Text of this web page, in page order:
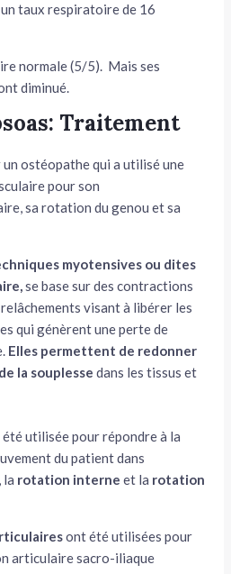
taux respiratoire de 16
normale (5/5). Mais ses
diminué.
Traitement
ostéopathe qui a utilisé une
pour son
sa rotation du genou et sa
myotensives ou dites
se base sur des contractions
visant à libérer les
qui génèrent une perte de
Elles permettent de redonner
la souplesse dans les tissus et
utilisée pour répondre à la
du patient dans
, la rotation interne et la rotation
ont été utilisées pour
articulaire sacro-iliaque